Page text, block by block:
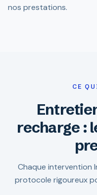
nos prestations.
CE
recharge :
Chaque intervention
protocole rigoureux